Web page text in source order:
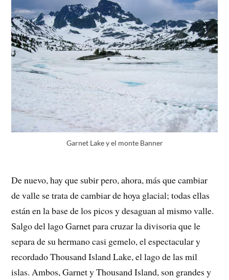
Garnet Lake y el monte Banner
De nuevo, hay que subir pero, ahora, más que cambiar
de valle se trata de cambiar de hoya glacial; todas ellas
están en la base de los picos y desaguan al mismo valle.
Salgo del lago Garnet para cruzar la divisoria que le
separa de su hermano casi gemelo, el espectacular y
recordado Thousand Island Lake, el lago de las mil
islas. Ambos, Garnet y Thousand Island, son grandes y